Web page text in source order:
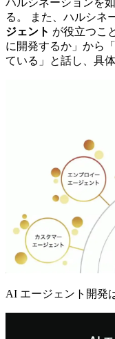
る。 また、ハルシネ
ジェント が役立つこ
に開発するか」から
ている」と話し、具
AI エージェント開発